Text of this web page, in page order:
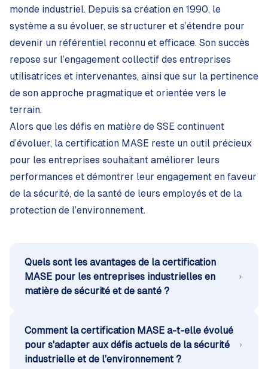
monde industriel. Depuis sa création en 1990, le
système a su évoluer, se structurer et s’étendre pour
devenir un référentiel reconnu et efficace. Son succès
repose sur l’engagement collectif des entreprises
utilisatrices et intervenantes, ainsi que sur la pertinence
de son approche pragmatique et orientée vers le
terrain.
Alors que les défis en matière de SSE continuent
d’évoluer, la certification MASE reste un outil précieux
pour les entreprises souhaitant améliorer leurs
performances et démontrer leur engagement en faveur
de la sécurité, de la santé de leurs employés et de la
protection de l’environnement.
Quels sont les avantages de la certification
MASE pour les entreprises industrielles en
matière de sécurité et de santé ?
Comment la certification MASE a-t-elle évolué
pour s'adapter aux défis actuels de la sécurité
industrielle et de l’environnement ?